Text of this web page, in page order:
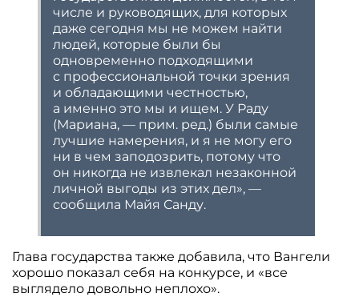
числе и руководящих, для которых
даже сегодня мы не можем найти
людей, которые были бы
одновременно подходящими
с профессиональной точки зрения
и обладающими честностью,
а именно это мы и ищем. У Раду
(Мариана, — прим. ред.) были самые
лучшие намерения, и я не могу его
ни в чем заподозрить, потому что
он никогда не извлекал незаконной
личной выгоды из этих дел», —
сообщила Майя Санду.
Глава государства также добавила, что Вангели
хорошо показал себя на конкурсе, и «все
выглядело довольно неплохо».